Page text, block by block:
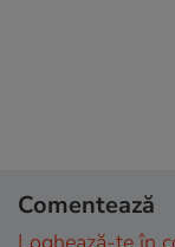
Comentează